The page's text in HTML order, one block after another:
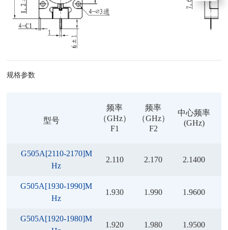
规格参数
型号
频率
（GHz）
F1
频率
（GHz）
F2
中心频率
(GHz)
G505A[2110-2170]M
Hz
2.110 2.170 2.1400
G505A[1930-1990]M
Hz
1.930 1.990 1.9600
G505A[1920-1980]M
1.920 1.980 1.9500